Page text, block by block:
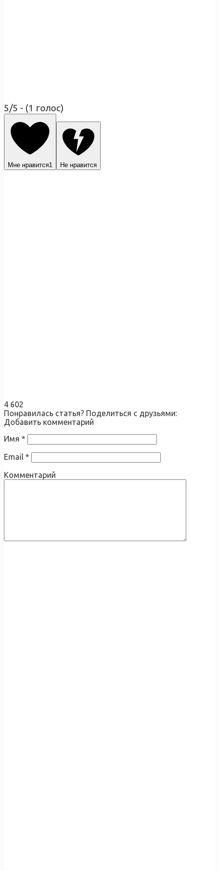
5/5 - (1 голос)
Мне нравится1 Не нравится
4 602
Понравилась статья? Поделиться с друзьями:
Добавить комментарий
Имя *
Email *
Комментарий